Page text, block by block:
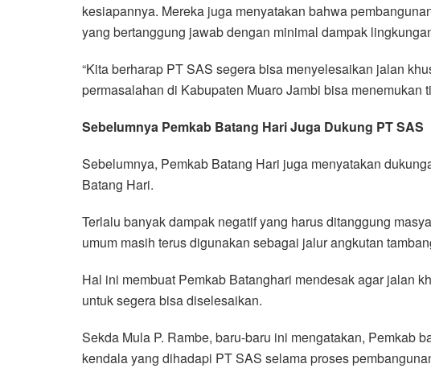
kesiapannya. Mereka juga menyatakan bahwa
yang bertanggung jawab dengan minimal dampak
“Kita berharap PT SAS segera bisa menyelesaikan jalan
permasalahan di Kabupaten Muaro Jambi bisa menemukan
Sebelumnya Pemkab Batang Hari Juga Dukung PT SAS
Sebelumnya, Pemkab Batang Hari juga menyatakan
Batang Hari.
Terlalu banyak dampak negatif yang harus ditanggung
umum masih terus digunakan sebagai jalur angkutan
Hal ini membuat Pemkab Batanghari mendesak agar jalan
untuk segera bisa diselesaikan.
Sekda Mula P. Rambe, baru-baru ini mengatakan, Pemkab
kendala yang dihadapi PT SAS selama proses